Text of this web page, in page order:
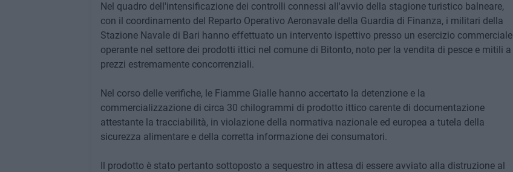
Nel quadro dell'intensificazione dei controlli connessi all'avvio della stagione turistico balneare,
con il coordinamento del Reparto Operativo Aeronavale della Guardia di Finanza, i militari della
Stazione Navale di Bari hanno effettuato un intervento ispettivo presso un esercizio commerciale
operante nel settore dei prodotti ittici nel comune di Bitonto, noto per la vendita di pesce e mitili a
prezzi estremamente concorrenziali.
Nel corso delle verifiche, le Fiamme Gialle hanno accertato la detenzione e la
commercializzazione di circa 30 chilogrammi di prodotto ittico carente di documentazione
attestante la tracciabilità, in violazione della normativa nazionale ed europea a tutela della
sicurezza alimentare e della corretta informazione dei consumatori.
Il prodotto è stato pertanto sottoposto a sequestro in attesa di essere avviato alla distruzione al